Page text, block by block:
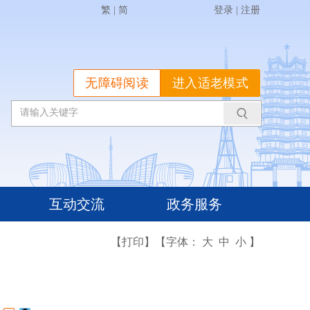
繁 简 登录 注册
进入适老模式
无障碍阅读
互动交流 政务服务
【打印】 【字体： 大 中 小 】